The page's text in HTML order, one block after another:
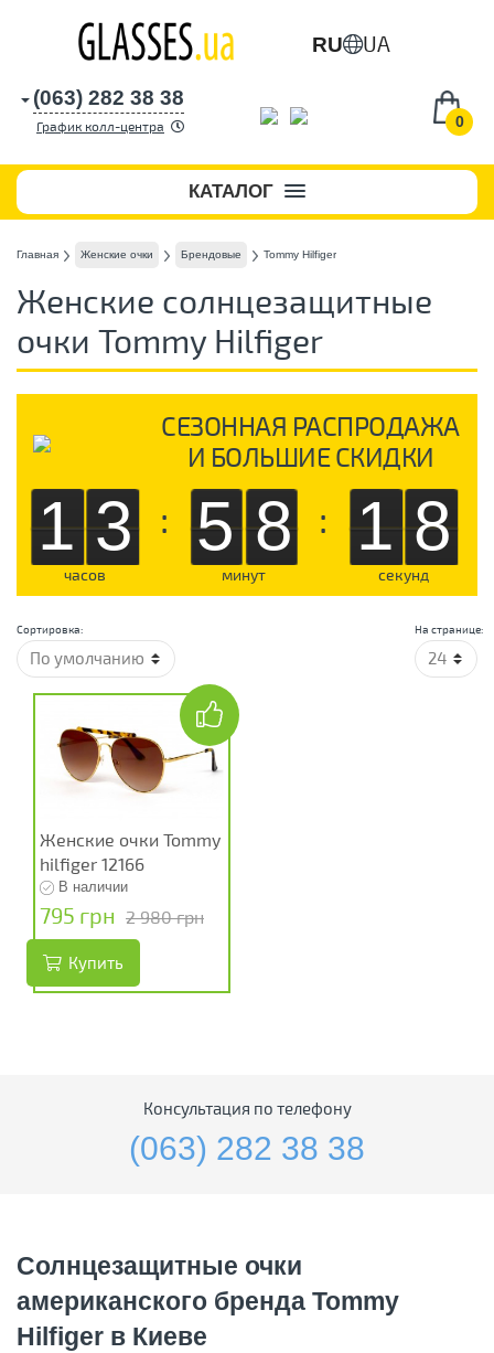
RU UA
0
(063) 282 38 38
График колл-центра
КАТАЛОГ
Главная Женские очки Брендовые Tommy Hilfiger
Женские солнцезащитные
очки Tommy Hilfiger
СЕЗОННАЯ РАСПРОДАЖА
И БОЛЬШИЕ СКИДКИ
13
часов
: 58
минут
: 17
секунд
На странице:
Сортировка:
Женские очки Tommy
hilfiger 12166
В наличии
795 грн 2 980 грн
Купить
Консультация по телефону
(063) 282 38 38
Солнцезащитные очки
американского бренда Tommy
Hilfiger в Киеве